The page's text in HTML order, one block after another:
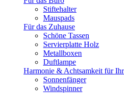
Stiftehalter
Mauspads
Für das Zuhause
Schöne Tassen
Servierplatte Holz
Metallboxen
Duftlampe
Harmonie & Achtsamkeit für
Sonnenfänger
Windspinner